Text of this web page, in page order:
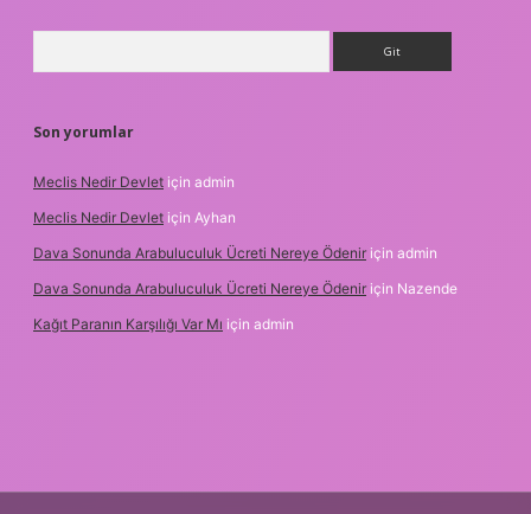
Son yorumlar
Meclis Nedir Devlet için admin
Meclis Nedir Devlet için Ayhan
Dava Sonunda Arabuluculuk Ücreti Nereye Ödenir için admin
Dava Sonunda Arabuluculuk Ücreti Nereye Ödenir için Nazende
Kağıt Paranın Karşılığı Var Mı için admin